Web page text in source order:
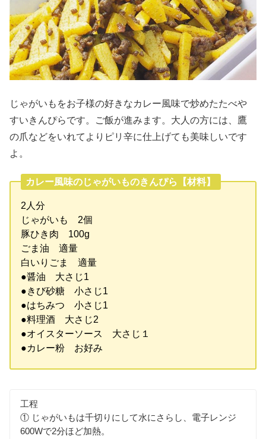
じゃがいもをお子様の好きなカレー風味で炒めたたべや
すいきんぴらです。ご飯が進みます。大人の方には、鷹
の爪などをいれてよりピリ辛に仕上げても美味しいです
よ。
カレー風味のじゃがいものきんぴら【材料】
2人分
じゃがいも 2個
豚ひき肉 100g
ごま油 適量
白いりごま 適量
●醤油 大さじ1
●きび砂糖 小さじ1
●はちみつ 小さじ1
●料理酒 大さじ2
●オイスターソース 大さじ１
●カレー粉 お好み
工程
① じゃがいもは千切りにして水にさらし、電子レンジ
600Wで2分ほど加熱。